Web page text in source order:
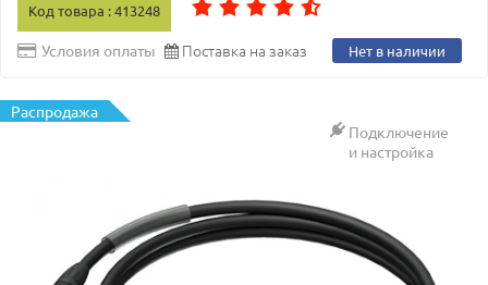
Код товара : 413248
Условия оплаты Поставка на заказ Нет в наличии
Распродажа
Подключение
и настройка